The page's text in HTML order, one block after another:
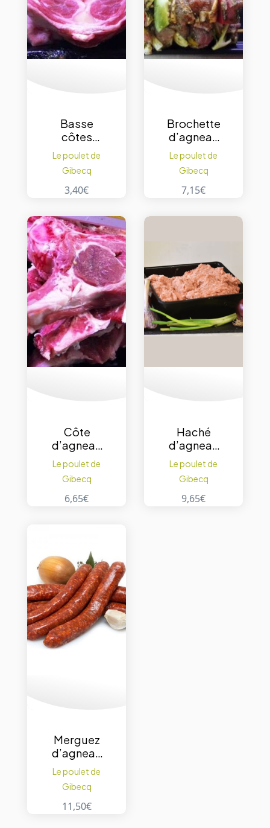
Basse
côtes
d’agneau
bio 200gr.
Le poulet de
Gibecq
3,40€
Brochette
d’agneau
Bio 200gr.
Le poulet de
Gibecq
7,15€
Côte
d’agneau
200 g.
Le poulet de
Gibecq
6,65€
Haché
d’agneau
500gr.
Le poulet de
Gibecq
9,65€
Merguez
d’agneau
500gr.
Le poulet de
Gibecq
11,50€